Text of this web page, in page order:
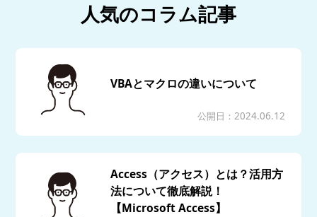
人気のコラム記事
VBAとマクロの違いについて
公開日：2024.06.12
Access（アクセス）とは？活用方
法について徹底解説！
【Microsoft Access】